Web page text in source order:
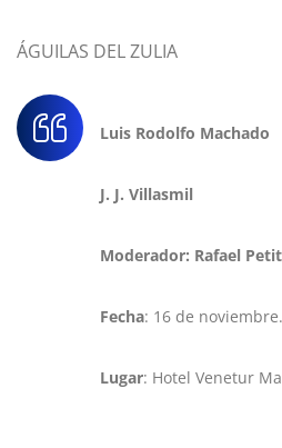
ÁGUILAS DEL ZULIA
Luis Rodolfo Machado
J. J. Villasmil
Moderador: Rafael Petit
Fecha: 16 de noviembre.
Lugar: Hotel Venetur